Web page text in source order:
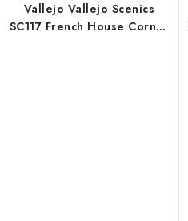
Vallejo Vallejo Scenics
SC117 French House Corner